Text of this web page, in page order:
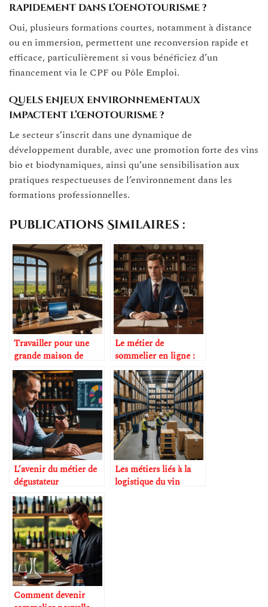
rapidement dans l’oenotourisme ?
Oui, plusieurs formations courtes, notamment à distance
ou en immersion, permettent une reconversion rapide et
efficace, particulièrement si vous bénéficiez d’un
financement via le CPF ou Pôle Emploi.
Quels enjeux environnementaux
impactent l’œnotourisme ?
Le secteur s’inscrit dans une dynamique de
développement durable, avec une promotion forte des vins
bio et biodynamiques, ainsi qu’une sensibilisation aux
pratiques respectueuses de l’environnement dans les
formations professionnelles.
Publications Similaires :
Travailler pour une
grande maison de
champagne
Le métier de
sommelier en ligne :
une réalité émergente
L’avenir du métier de
dégustateur
professionnel
Les métiers liés à la
logistique du vin
Comment devenir